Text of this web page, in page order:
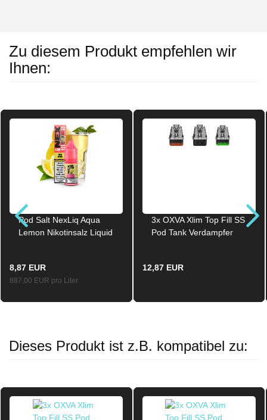
Zu diesem Produkt empfehlen wir
Ihnen:
Pod Salt NexLiq Aqua
Lemon Nikotinsalz Liquid
8,87 EUR
887,00 EUR pro Liter
3x OXVA Xlim Top Fill SS
Pod Tank Verdampfer
12,87 EUR
Dieses Produkt ist z.B. kompatibel zu: